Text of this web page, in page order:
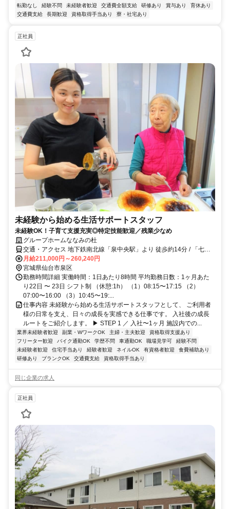
転勤なし
経験不問 未経験者歓迎 交通費全額支給 研修あり 賞与あり
育休あり
交通費支給
長期歓迎 資格取得手当あり 寮・社宅あり
正社員
未経験から始める生活サポートスタッフ
未経験OK！子育て支援充実◎特定技能歓迎／残業少なめ
グループホームななみの杜
交通・アクセス 地下鉄南北線「泉中央駅」より 徒歩約14分 / 「七北
田学校前」バス停より 徒歩3分
月給211,000円～260,240円
宮城県仙台市泉区
勤務時間詳細 実働時間：1日あたり8時間 平均勤務日数：1ヶ月あた
り22日 〜 23日 シフト制 （休憩:1h） （1）08:15〜17:15 （2）
07:00〜16:00 （3）10:45〜19:...
仕事内容 未経験から始める生活サポートスタッフとして、 ご利用者
様の日常を支え、日々の成長を実感できる仕事です。 入社後の成長
ルートをご紹介します。 ▶ STEP 1 ／ 入社〜1ヶ月 施設内での...
業界未経験者歓迎 副業・WワークOK 主婦・主夫歓迎
資格取得支援あり
フリーター歓迎
バイク通勤OK 学歴不問 車通勤OK 職場見学可
経験不問
未経験者歓迎
住宅手当あり 経験者歓迎 ネイルOK 有資格者歓迎
食費補助あり
研修あり
ブランクOK 交通費支給 資格取得手当あり
同じ企業の求人
正社員